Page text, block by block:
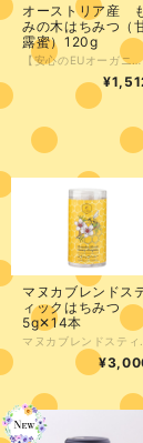
オーストリア産
みの木はちみつ（
露蜜）120g
【安心のEUオーガニック規定認定】 「EUオーガニック認定。日本未体験の贅沢、オーストリア産『甘露蜜』」 一般的な花の蜜とは一線を画す、モミの木の樹液を蜜源とした貴重なハチミツが届きました。 厳しいEUオーガニック規定をクリアした確かな品質。 ナッツとのマリアージュはまさに絶品。チーズやバゲットに添えるだけで、いつもの食卓がプロのバルに変わります。健康を気遣う方や、お酒を嗜む方への特別なギフトとしても、その「語れるストーリー」と共に喜ばれる逸品です。 ●1歳未満の乳児には与えないでください。 採蜜時期 6月中旬～7月 採蜜場所 (シュタイヤーマルク オーストリア)
マヌカブレンドス
ィックはちみつ
5g✕14本